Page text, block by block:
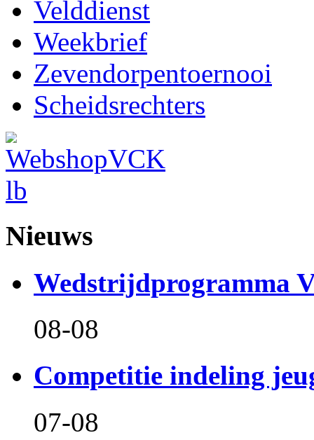
Velddienst
Weekbrief
Zevendorpentoernooi
Scheidsrechters
Nieuws
Wedstrijdprogramma
08-08
Competitie indeling
07-08